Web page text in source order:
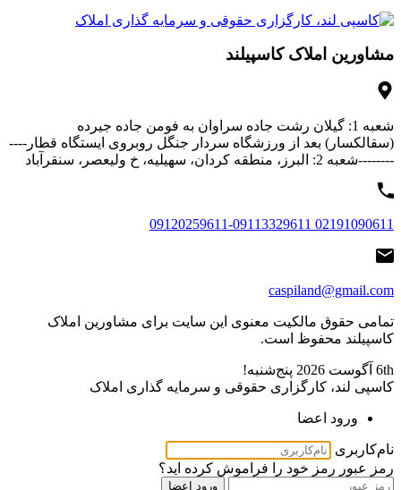
مشاورین املاک کاسپیلند
شعبه 1: گیلان رشت جاده سراوان به فومن جاده جیرده
(سقالکسار) بعد از ورزشگاه سردار جنگل روبروی ایستگاه قطار----
--------شعبه 2: البرز، منطقه کردان، سهیلیه، خ ولیعصر، سنقرآباد
02191090611 09120259611-09113329611
caspiland@gmail.com
تمامی حقوق مالکیت معنوی این ‌سایت برای مشاورین املاک
کاسپیلند محفوظ است.
6th آگوست 2026
پنج‌شنبه!
کاسپی لند، کارگزاری حقوقی و سرمایه گذاری املاک
ورود اعضا
نام‌کاربری
رمز عبور رمز خود را فراموش کرده اید؟
ورود اعضا